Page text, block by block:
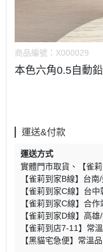
商品編號： X000029
本色六角0.5自動
運送&付款
運送方式
實體門市取貨
【雀
【雀莉到家B線】台南
【雀莉到家C線】台中
【雀莉到家C線】合作
【雀莉到家D線】高雄
【雀莉到店7-11】常
【黑貓宅急便】常溫品